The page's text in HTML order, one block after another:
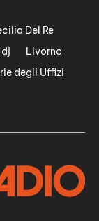
Del Re
Livorno
degli Uffizi